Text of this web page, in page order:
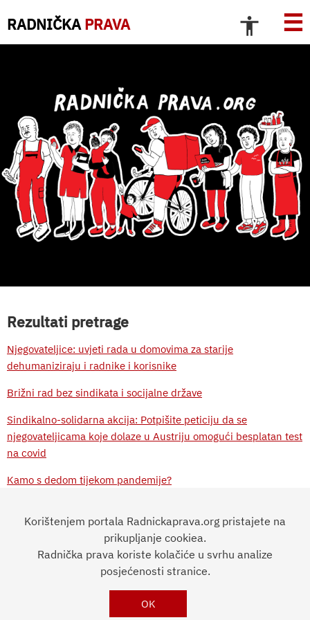
RADNIČKA PRAVA ☰
Rezultati pretrage
Njegovateljice: uvjeti rada u domovima za starije
dehumaniziraju i radnike i korisnike
Brižni rad bez sindikata i socijalne države
Sindikalno-solidarna akcija: Potpišite peticiju da se
njegovateljicama koje dolaze u Austriju omogući besplatan test
na covid
Kamo s dedom tijekom pandemije?
govoriti o rodnoj ravnopravnosti
Uloga medicinskih sestara i Crvenog križa u razvoju i afirmaciji
zdravstvene njege u kući
RADNIČKA
Korištenjem portala Radnickaprava.org pristajete na
prikupljanje cookiea.
Radnička prava koriste kolačiće u svrhu analize
posjećenosti stranice.
OK